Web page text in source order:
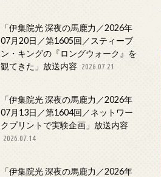
「伊集院光 深夜の馬鹿力／2026年
07月20日／第1605回／スティーブ
ン・キングの『ロングウォーク』を
観てきた」放送内容
2026.07.21
「伊集院光 深夜の馬鹿力／2026年
07月13日／第1604回／ネットワー
クプリントで実験企画」放送内容
2026.07.14
「伊集院光 深夜の馬鹿力／2026年